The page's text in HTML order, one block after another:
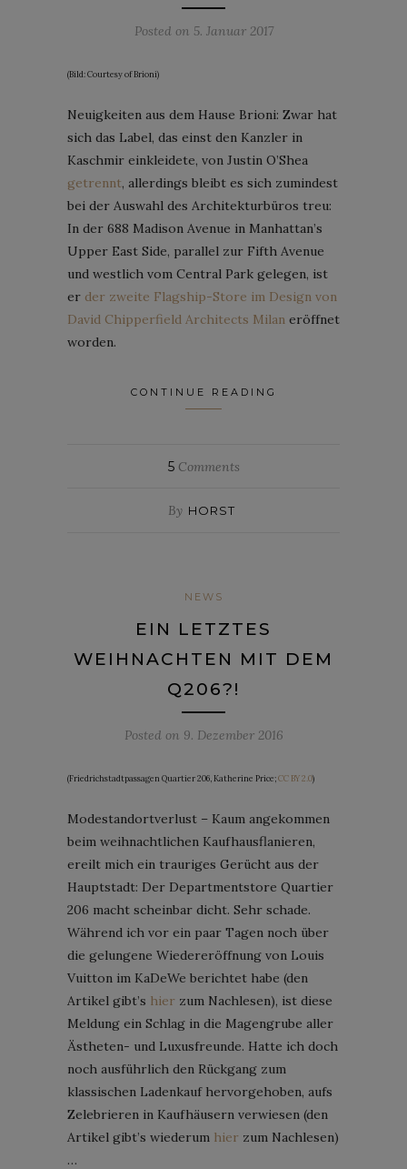
Posted on 5. Januar 2017
(Bild: Courtesy of Brioni)
Neuigkeiten aus dem Hause Brioni: Zwar hat
sich das Label, das einst den Kanzler in
Kaschmir einkleidete, von Justin O’Shea
getrennt, allerdings bleibt es sich zumindest
bei der Auswahl des Architekturbüros treu:
In der 688 Madison Avenue in Manhattan’s
Upper East Side, parallel zur Fifth Avenue
und westlich vom Central Park gelegen, ist
er der zweite Flagship-Store im Design von
David Chipperfield Architects Milan eröffnet
worden.
CONTINUE READING
5Comments
By HORST
NEWS
EIN LETZTES
WEIHNACHTEN MIT DEM
Q206?!
Posted on 9. Dezember 2016
(Friedrichstadtpassagen Quartier 206, Katherine Price;CC BY 2.0)
Modestandortverlust – Kaum angekommen
beim weihnachtlichen Kaufhausflanieren,
ereilt mich ein trauriges Gerücht aus der
Hauptstadt: Der Departmentstore Quartier
206 macht scheinbar dicht. Sehr schade.
Während ich vor ein paar Tagen noch über
die gelungene Wiedereröffnung von Louis
Vuitton im KaDeWe berichtet habe (den
Artikel gibt’s hier zum Nachlesen), ist diese
Meldung ein Schlag in die Magengrube aller
Ästheten- und Luxusfreunde. Hatte ich doch
noch ausführlich den Rückgang zum
klassischen Ladenkauf hervorgehoben, aufs
Zelebrieren in Kaufhäusern verwiesen (den
Artikel gibt’s wiederum hier zum Nachlesen)
…